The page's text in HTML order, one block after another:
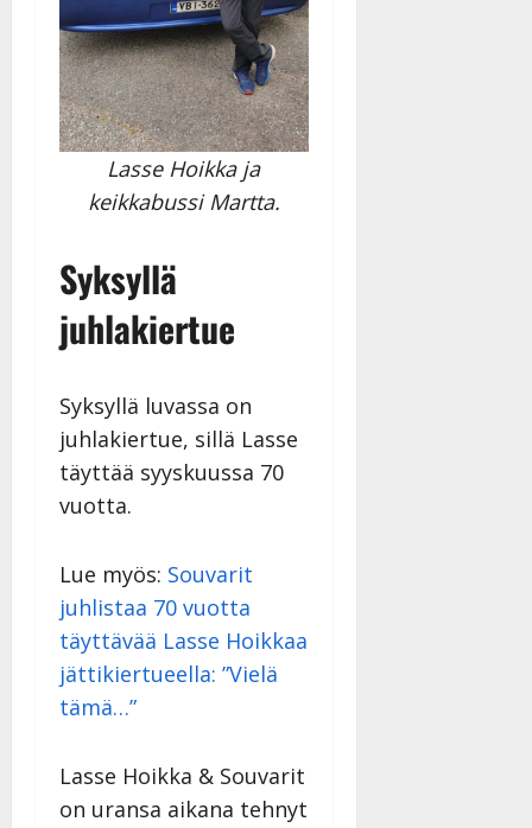
Lasse Hoikka ja
keikkabussi Martta.
Syksyllä
juhlakiertue
Syksyllä luvassa on
juhlakiertue, sillä Lasse
täyttää syyskuussa 70
vuotta.
Lue myös: Souvarit
juhlistaa 70 vuotta
täyttävää Lasse Hoikkaa
jättikiertueella: ”Vielä
tämä…”
Lasse Hoikka & Souvarit
on uransa aikana tehnyt